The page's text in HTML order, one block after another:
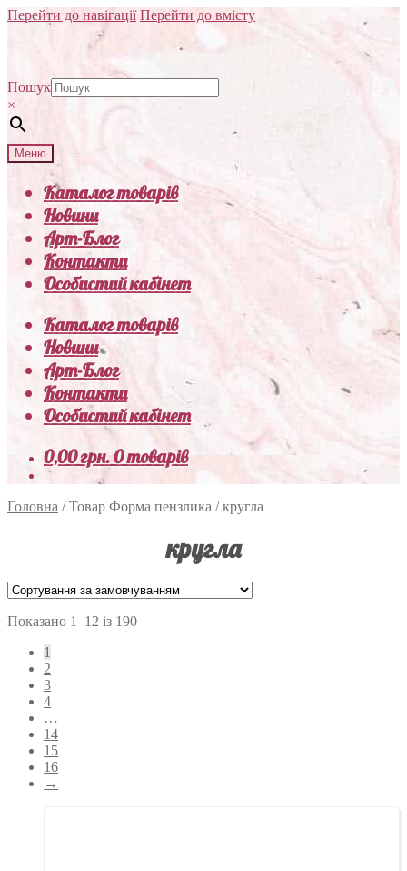
Перейти до навігації Перейти до вмісту
Пошук
×
Меню
Каталог товарів
Новини
Арт-Блог
Контакти
Особистий кабінет
Каталог товарів
Новини
Арт-Блог
Контакти
Особистий кабінет
0,00грн.0 товарів
Головна /Товар Форма пензлика /кругла
кругла
Показано 1–12 із 190
1
2
3
4
…
14
15
16
→